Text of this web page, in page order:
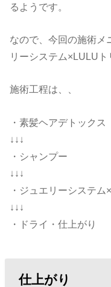
るようです。
なので、今回の施術メ
リーシステム×LULUト
施術工程は、、
・素髪ヘアデトックス
↓↓↓
・シャンプー
↓↓↓
・ジュエリーシステ
↓↓↓
・ドライ・仕上がり
仕上がり